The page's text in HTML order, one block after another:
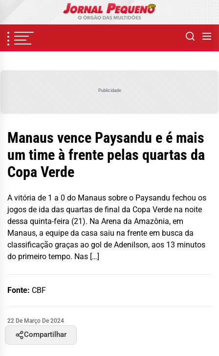
content
Publicidade
Manaus vence Paysandu e é mais
um time à frente pelas quartas da
Copa Verde
A vitória de 1 a 0 do Manaus sobre o Paysandu fechou os
jogos de ida das quartas de final da Copa Verde na noite
dessa quinta-feira (21). Na Arena da Amazônia, em
Manaus, a equipe da casa saiu na frente em busca da
classificação graças ao gol de Adenilson, aos 13 minutos
do primeiro tempo. Nas […]
Fonte: CBF
22 De Março De 2024
Compartilhar